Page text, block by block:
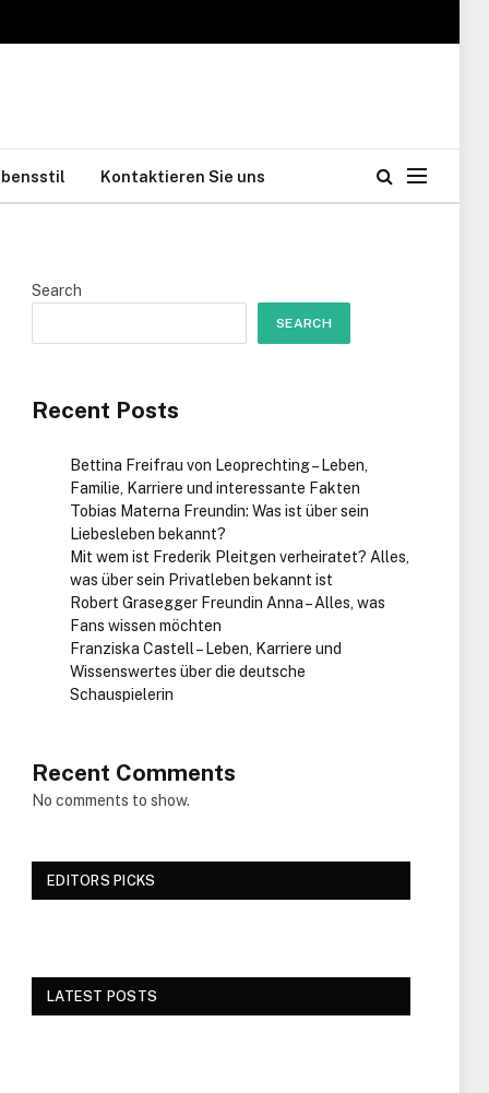
Kontaktieren Sie uns
Search
SEARCH
Recent Posts
Bettina Freifrau von Leoprechting – Leben,
Familie, Karriere und interessante Fakten
Tobias Materna Freundin: Was ist über sein
Liebesleben bekannt?
Mit wem ist Frederik Pleitgen verheiratet? Alles,
was über sein Privatleben bekannt ist
Robert Grasegger Freundin Anna – Alles, was
Fans wissen möchten
Franziska Castell – Leben, Karriere und
Wissenswertes über die deutsche
Schauspielerin
Recent Comments
No comments to show.
EDITORS PICKS
LATEST POSTS